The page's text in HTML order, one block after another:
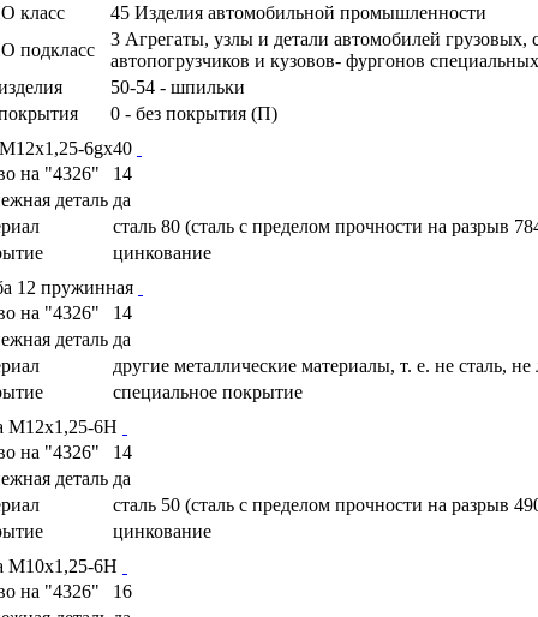
класс
45 Изделия автомобильной промышленности
подкласс
3 Агрегаты, узлы и детали автомобилей грузовых,
автопогрузчиков и кузовов- фургонов специальных
50-54 - шпильки
0 - без покрытия (П)
6gх40
на "4326"
14
деталь да
сталь 80 (сталь с пределом прочности на разрыв
цинкование
12 пружинная
на "4326"
14
деталь да
другие металлические материалы, т. е. не сталь,
специальное покрытие
М12х1,25-6Н
на "4326"
14
деталь да
сталь 50 (сталь с пределом прочности на разрыв
цинкование
М10х1,25-6Н
на "4326"
16